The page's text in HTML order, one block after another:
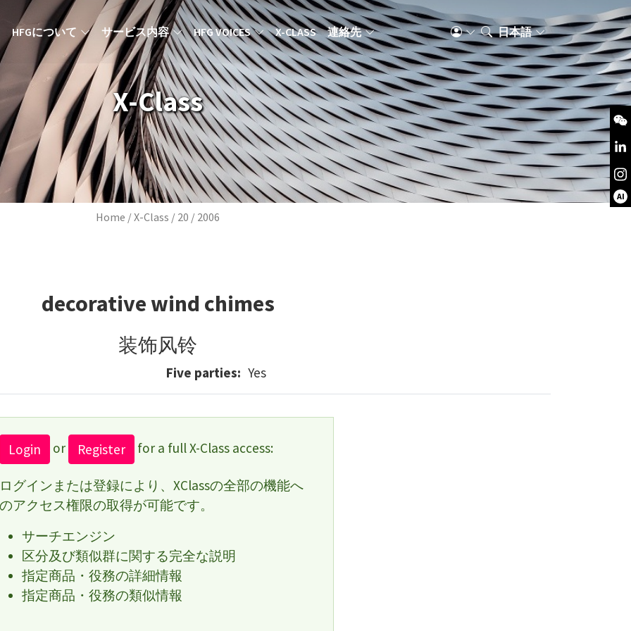
MAIN NAVIGATION JA
HFGについて サービス内容 HFG VOICES X-CLASS 連絡先 日本語
X-Class
Breadcrumb
Home X-Class 20 2006
decorative wind chimes
装饰风铃
Five parties Yes
Login or Register for a full X-Class access:
ログインまたは登録により、XClassの全部の機能へ
のアクセス権限の取得が可能です。
サーチエンジン
区分及び類似群に関する完全な説明
指定商品・役務の詳細情報
指定商品・役務の類似情報
AI